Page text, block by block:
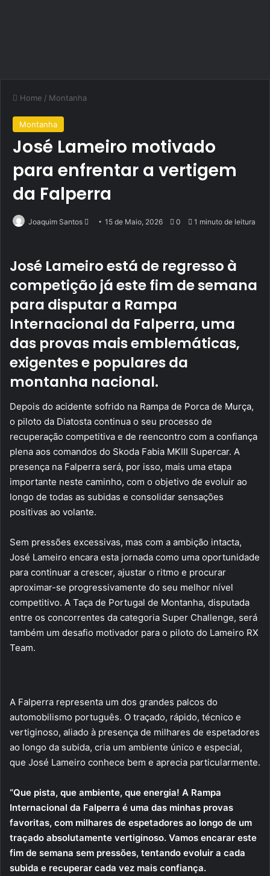
Home / Montanha
Montanha
José Lameiro motivado
para enfrentar a vertigem
da Falperra
Joaquim Santos
Send15 de Maio, 2026 0 1 minuto de leitura
José Lameiro está de regresso à
competição já este fim de semana
para disputar a Rampa
Internacional da Falperra, uma
das provas mais emblemáticas,
exigentes e populares da
montanha nacional.
Depois do acidente sofrido na Rampa de Porca de Murça,
o piloto da Diatosta continua o seu processo de
recuperação competitiva e de reencontro com a confiança
plena aos comandos do Skoda Fabia MKIII Supercar. A
presença na Falperra será, por isso, mais uma etapa
importante neste caminho, com o objetivo de evoluir ao
longo de todas as subidas e consolidar sensações
positivas ao volante.
Sem pressões excessivas, mas com a ambição intacta,
José Lameiro encara esta jornada como uma oportunidade
para continuar a crescer, ajustar o ritmo e procurar
aproximar-se progressivamente do seu melhor nível
competitivo. A Taça de Portugal de Montanha, disputada
entre os concorrentes da categoria Super Challenge, será
também um desafio motivador para o piloto do Lameiro RX
Team.
A Falperra representa um dos grandes palcos do
automobilismo português. O traçado, rápido, técnico e
vertiginoso, aliado à presença de milhares de espetadores
ao longo da subida, cria um ambiente único e especial,
que José Lameiro conhece bem e aprecia particularmente.
“Que pista, que ambiente, que energia! A Rampa
Internacional da Falperra é uma das minhas provas
favoritas, com milhares de espetadores ao longo de um
traçado absolutamente vertiginoso. Vamos encarar este
fim de semana sem pressões, tentando evoluir a cada
subida e recuperar cada vez mais confiança.